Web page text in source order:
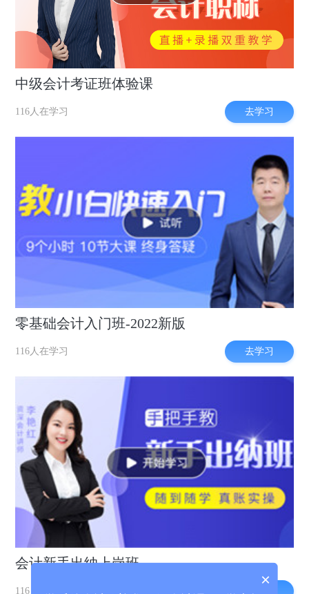
中级会计考证班体验课
116人在学习 去学习
零基础会计入门班-2022新版
116人在学习 去学习
会计新手出纳上岗班
116人在学习
×